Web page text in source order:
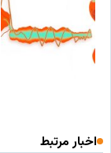
اخبار مرتبط